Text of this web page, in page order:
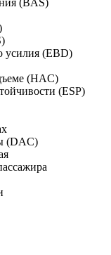
усилия (EBD)
(HAC)
(ESP)
(DAC)